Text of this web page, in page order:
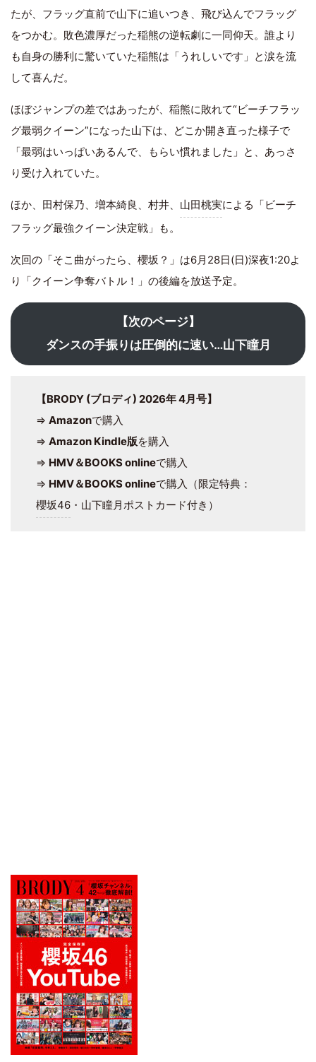
たが、フラッグ直前で山下に追いつき、飛び込んでフラッグ
をつかむ。敗色濃厚だった稲熊の逆転劇に一同仰天。誰より
も自身の勝利に驚いていた稲熊は「うれしいです」と涙を流
して喜んだ。
ほぼジャンプの差ではあったが、稲熊に敗れて“ビーチフラッ
グ最弱クイーン”になった山下は、どこか開き直った様子で
「最弱はいっぱいあるんで、もらい慣れました」と、あっさ
り受け入れていた。
ほか、田村保乃、増本綺良、村井、 山田桃実による「ビーチ
フラッグ最強クイーン決定戦」も。
次回の「そこ曲がったら、櫻坂？」は6月28日(日)深夜1:20よ
り「クイーン争奪バトル！」の後編を放送予定。
【次のページ】
ダンスの手振りは圧倒的に速い…山下瞳月
【BRODY (ブロディ) 2026年 4月号】
⇒ Amazonで購入
⇒ Amazon Kindle版を購入
⇒ HMV＆BOOKS onlineで購入
⇒ HMV＆BOOKS onlineで購入（限定特典：
櫻坂46・山下瞳月ポストカード付き）